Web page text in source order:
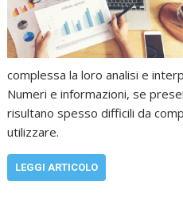
complessa la loro analisi e
Numeri e informazioni, se
risultano spesso difficili da
utilizzare.
LEGGI ARTICOLO